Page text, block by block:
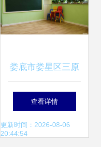
娄底市娄星区三原
色教育信息咨询 深
耕教育服务，点亮
查看详情
更新时间：2026-08-06
20:44:54